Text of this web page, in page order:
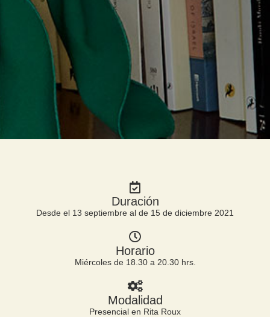
Duración
Desde el 13 septiembre al de 15 de diciembre 2021
Horario
Miércoles de 18.30 a 20.30 hrs.
Modalidad
Presencial en Rita Roux